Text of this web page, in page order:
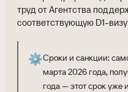
труд от Агентства
соответствующую D1-
⚙️Сроки и санкции:
марта 2026 года,
года — этот срок уже